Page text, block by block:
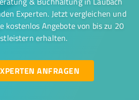
Experten. Jetzt vergleichen und
kostenlos Angebote von bis zu 20
erhalten.
ANFRAGEN